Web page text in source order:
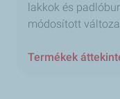
lakkok és
módosított
Termékek